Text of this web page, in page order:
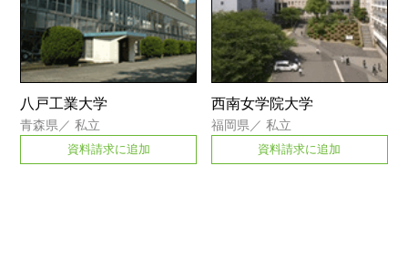
八戸工業大学
青森県 ／私立
資料請求に追加
西南女学院大学
福岡県 ／私立
資料請求に追加